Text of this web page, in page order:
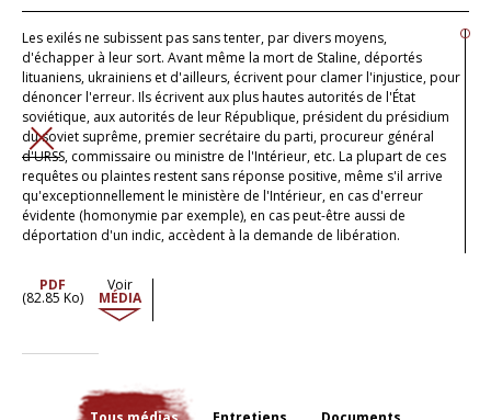
FERMER
Les exilés ne subissent pas sans tenter, par divers moyens,
d'échapper à leur sort. Avant même la mort de Staline, déportés
lituaniens, ukrainiens et d'ailleurs, écrivent pour clamer l'injustice, pour
dénoncer l'erreur. Ils écrivent aux plus hautes autorités de l'État
soviétique, aux autorités de leur République, président du présidium
du soviet suprême, premier secrétaire du parti, procureur général
d'URSS, commissaire ou ministre de l'Intérieur, etc. La plupart de ces
requêtes ou plaintes restent sans réponse positive, même s'il arrive
qu'exceptionnellement le ministère de l'Intérieur, en cas d'erreur
évidente (homonymie par exemple), en cas peut-être aussi de
déportation d'un indic, accèdent à la demande de libération.
les commissions qui examinent les plaintes et requêtes deviennent
beaucoup plus ouvertes et y répondent, partiellement ou totalement,
comme en Lituanie
etc. Ces lettres, parfois très courtes, parfois de plusieurs pages,
offrent à voir comment ces exilés, ces réprimés, s'adressent aux
PDF
(82.85 Ko)
Voir
MÉDIA